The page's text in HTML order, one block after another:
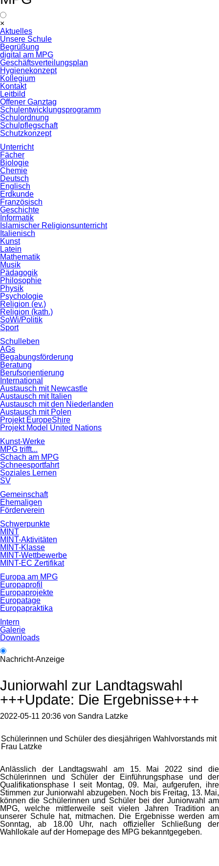
×
überspringen
Aktuelles
Unsere Schule
Begrüßung
digital am MPG
Geschäftsverteilungsplan
Hygienekonzept
Kollegium
Kontakt
Leitbild
Offener Ganztag
Schulentwicklungsprogramm
Schulordnung
Schulpflegschaft
Schutzkonzept
Unterricht
Fächer
Biologie
Chemie
Deutsch
Englisch
Erdkunde
Französisch
Geschichte
Informatik
Islamischer Religionsunterricht
Italienisch
Kunst
Latein
Mathematik
Musik
Pädagogik
Philosophie
Physik
Psychologie
Religion (ev.)
Religion (kath.)
SoWi/Politik
Sport
Schulleben
AGs
Begabungsförderung
Beratung
Berufsorientierung
International
Austausch mit Newcastle
Austausch mit Italien
Austausch mit den Niederlanden
Austausch mit Polen
Projekt EuropeShire
Projekt Model United Nations
Kunst-Werke
MPG trifft...
Schach am MPG
Schneesportfahrt
Soziales Lernen
SV
Gemeinschaft
Ehemaligen
Förderverein
Schwerpunkte
MINT
MINT-Aktivitäten
MINT-Klasse
MINT-Wettbewerbe
MINT-EC Zertifikat
Europa am MPG
Europaprofil
Europaprojekte
Europatage
Europapraktika
Intern
Galerie
Downloads
Nachricht-Anzeige
Juniorwahl zur Landtagswahl
+++Update: Die Ergebnisse+++
2022-05-11 20:36 von Sandra Latzke
Schülerinnen und Schüler des diesjährigen Wahlvorstands mit
Frau Latzke
Anlässlich der Landtagswahl am 15. Mai 2022 sind die
Schülerinnen und Schüler der Einführungsphase und der
Qualifikationsphase I seit Montag, 09. Mai, aufgerufen, ihre
Stimmen zur Juniorwahl abzugeben. Noch bis Freitag, 13. Mai,
können die Schülerinnen und Schüler bei der Juniorwahl am
MPG, welche mittlerweile seit vielen Jahren Tradition an
unserer Schule hat, mitmachen. Die Ergebnisse werden am
Sonntag, ab 18.00 Uhr, nach offizieller Schließung der
Wahllokale auf der Homepage des MPG bekanntgegeben.